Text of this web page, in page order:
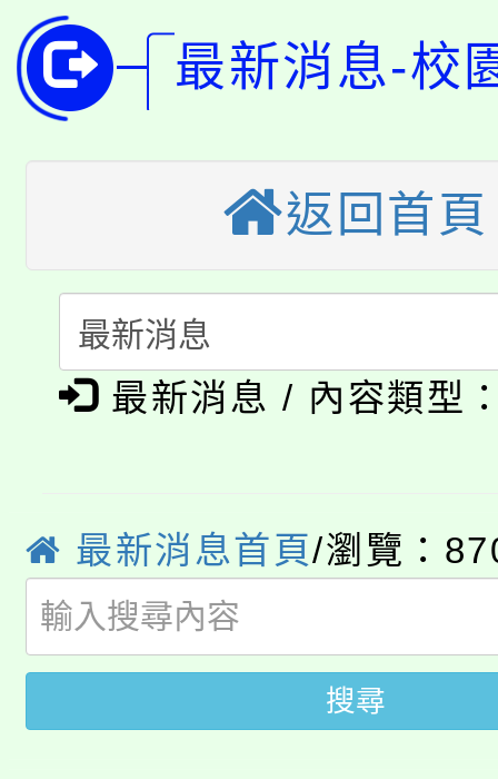
版
公告本校115學年度第
代理(課)教師甄選結果(
「2026金融保險知識
生本土語及新住民語歌
公告本校115學年度第
公告本校115學年度第
代理(課)教師甄選結果(
轉知中國文化大學推廣
《TA101》溝通分析基
程，歡迎學生輔導中心
系所師生報名參加。
淨零綠生活教案入校路
會
115年食農教育專業人
學籍身 分審查程序及
版
淨零綠領人才培育課程
公告本校115學年度第
代理(課)教師甄選結果
「2026金融保險知識
桃園市115學年度學生
最新消息-校
返回首頁
最新消息 / 內容類型
最新消息首頁/瀏覽：
搜尋